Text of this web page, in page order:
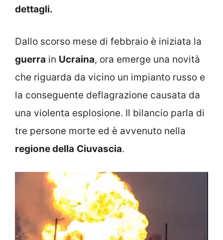
dettagli.
Dallo scorso mese di febbraio è iniziata la
guerra in Ucraina, ora emerge una novità
che riguarda da vicino un impianto russo e
la conseguente deflagrazione causata da
una violenta esplosione. Il bilancio parla di
tre persone morte ed è avvenuto nella
regione della Ciuvascia.